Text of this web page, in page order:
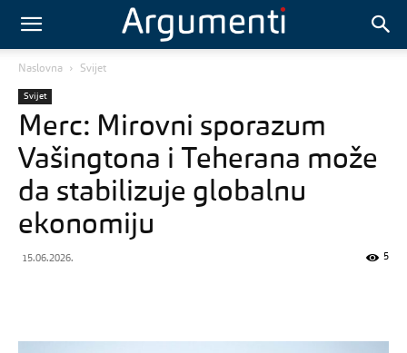
Naslovna Svijet
Svijet
Merc: Mirovni sporazum
Vašingtona i Teherana može
da stabilizuje globalnu
ekonomiju
15.06.2026. 5